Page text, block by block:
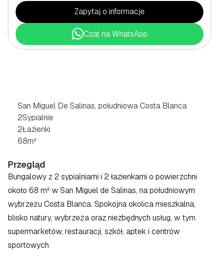
Zapytaj o informacje
Czat na WhatsApp
San Miguel De Salinas, południowa Costa Blanca
2Sypialnie
2Łazienki
68m²
Przegląd
Bungalowy z 2 sypialniami i 2 łazienkami o powierzchni
około 68 m² w San Miguel de Salinas, na południowym
wybrzeżu Costa Blanca. Spokojna okolica mieszkalna,
blisko natury, wybrzeża oraz niezbędnych usług, w tym
supermarketów, restauracji, szkół, aptek i centrów
sportowych.